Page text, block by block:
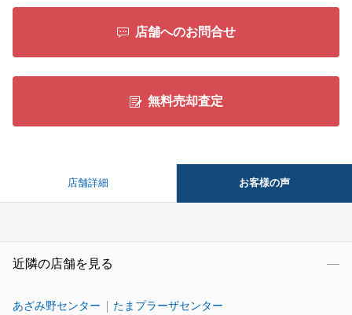
店舗へのお問合せ
無料売却査定
店舗詳細 お客様の声
近隣の店舗を見る
あざみ野センター たまプラーザセンター